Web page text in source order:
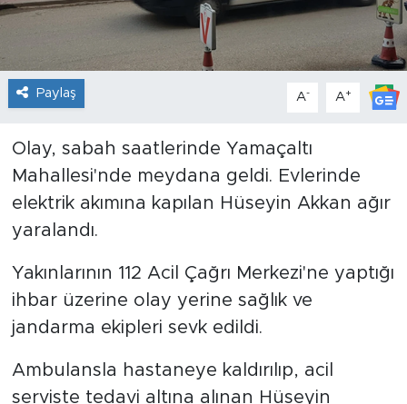
Paylaş A- A+
Olay, sabah saatlerinde Yamaçaltı
Mahallesi'nde meydana geldi. Evlerinde
elektrik akımına kapılan Hüseyin Akkan ağır
yaralandı.
Yakınlarının 112 Acil Çağrı Merkezi'ne yaptığı
ihbar üzerine olay yerine sağlık ve
jandarma ekipleri sevk edildi.
Ambulansla hastaneye kaldırılıp, acil
serviste tedavi altına alınan Hüseyin